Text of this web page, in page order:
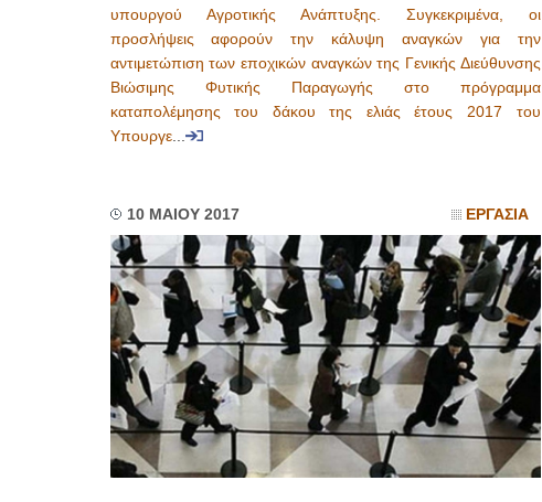
υπουργού Αγροτικής Ανάπτυξης. Συγκεκριμένα, οι
προσλήψεις αφορούν την κάλυψη αναγκών για την
αντιμετώπιση των εποχικών αναγκών της Γενικής Διεύθυνσης
Βιώσιμης Φυτικής Παραγωγής στο πρόγραμμα
καταπολέμησης του δάκου της ελιάς έτους 2017 του
Υπουργε...
10 ΜΑΙΟΥ 2017 ΕΡΓΑΣΙΑ